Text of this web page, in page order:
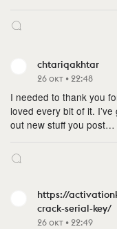
chtariqakhtar
26 окт • 22:48
I needed to thank you
loved every bit of it.
out new stuff you post…
https://
crack-serial-key/
26 окт • 22:49